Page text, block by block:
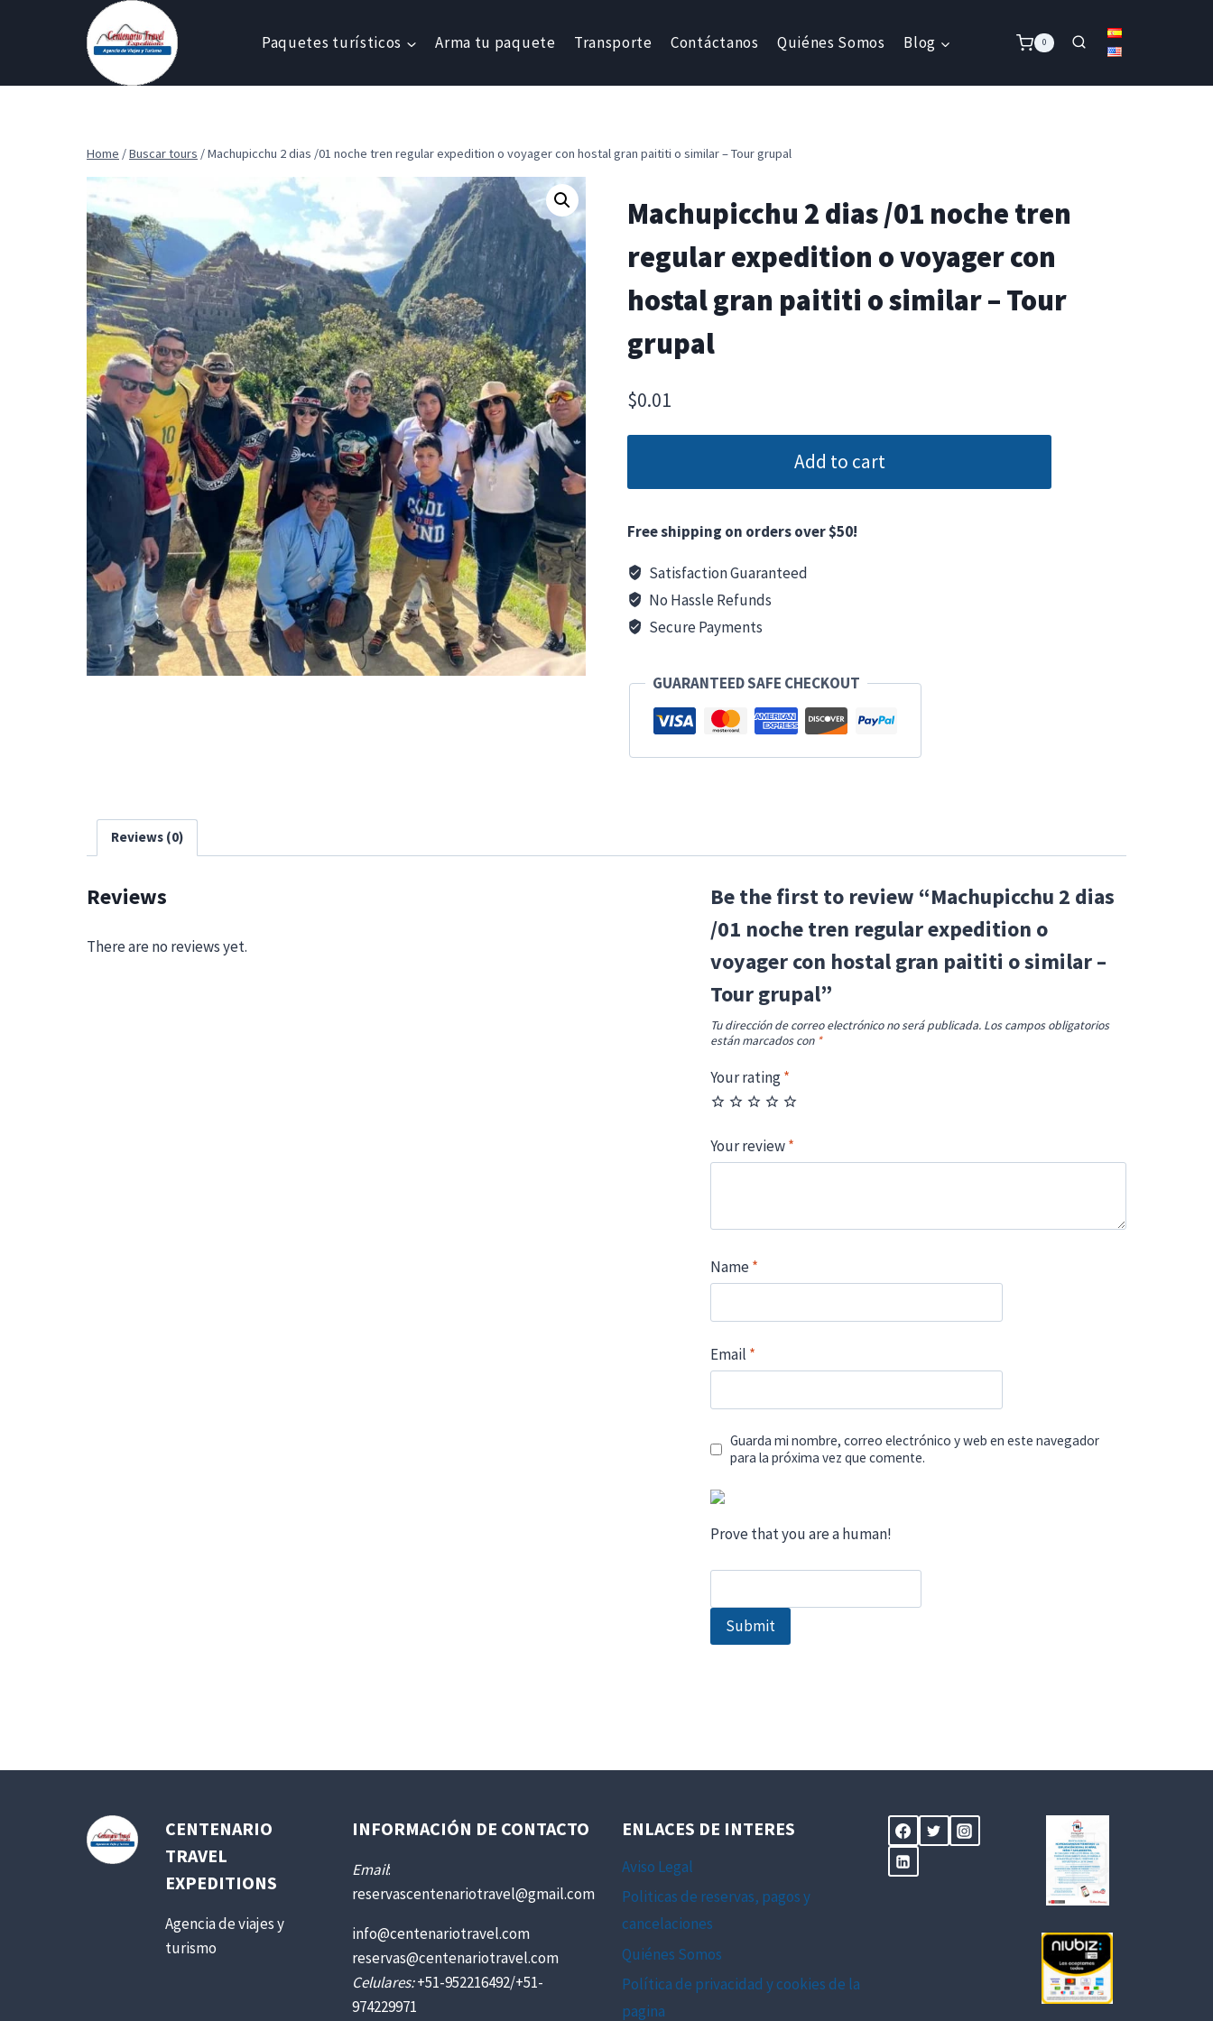
Paquetes turísticos Arma tu paquete Transporte Contáctanos Quiénes Somos Blog 0
Home /Buscar tours /Machupicchu 2 dias /01 noche tren regular expedition o voyager con hostal gran paititi o similar – Tour grupal
Machupicchu 2 dias /01 noche tren
regular expedition o voyager con
hostal gran paititi o similar – Tour
grupal
$0.01
Add to cart
Free shipping on orders over $50!
Satisfaction Guaranteed
No Hassle Refunds
Secure Payments
GUARANTEED SAFE CHECKOUT
Reviews (0)
Reviews
There are no reviews yet.
Be the first to review “Machupicchu 2 dias
/01 noche tren regular expedition o
voyager con hostal gran paititi o similar –
Tour grupal”
Tu dirección de correo electrónico no será publicada. Los campos obligatorios
están marcados con *
Your rating*
Your review*
Name*
Email *
Guarda mi nombre, correo electrónico y web en este navegador
para la próxima vez que comente.
Prove that you are a human!
CENTENARIO
TRAVEL
EXPEDITIONS
Agencia de viajes y
turismo
INFORMACIÓN DE CONTACTO
Email:
reservascentenariotravel@gmail.com
info@centenariotravel.com
reservas@centenariotravel.com
Celulares:+51-952216492/+51-
974229971
ENLACES DE INTERES
Aviso Legal
Politicas de reservas, pagos y
cancelaciones
Quiénes Somos
Política de privacidad y cookies de la
pagina